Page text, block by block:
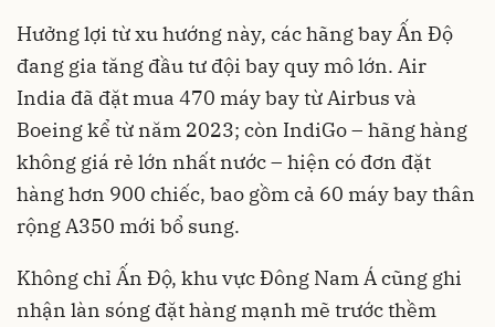
Hưởng lợi từ xu hướng này, các hãng bay Ấn Độ
đang gia tăng đầu tư đội bay quy mô lớn. Air
India đã đặt mua 470 máy bay từ Airbus và
Boeing kể từ năm 2023; còn IndiGo – hãng hàng
không giá rẻ lớn nhất nước – hiện có đơn đặt
hàng hơn 900 chiếc, bao gồm cả 60 máy bay thân
rộng A350 mới bổ sung.
Không chỉ Ấn Độ, khu vực Đông Nam Á cũng ghi
nhận làn sóng đặt hàng mạnh mẽ trước thềm